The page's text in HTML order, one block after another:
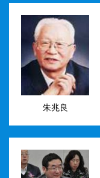
朱兆良